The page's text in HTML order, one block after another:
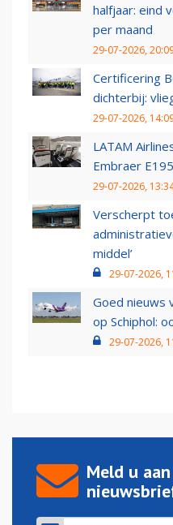
halfjaar: eind
per maand
29-07-2026,
Certificering
dichterbij:
29-07-2026,
LATAM
Embraer
29-07-2026,
Verscherpt
middel’
29-07-2026,
Goed nieuws
op Schiphol:
29-07-2026,
Meld u